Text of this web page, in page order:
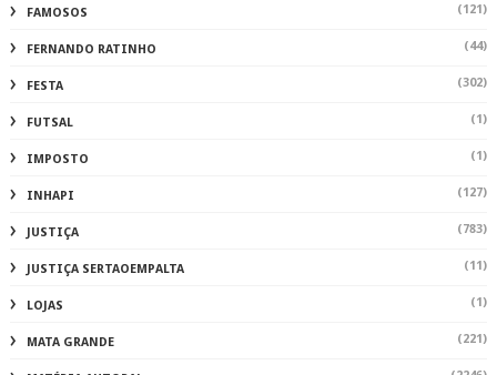
FAMOSOS (121)
FERNANDO RATINHO (44)
FESTA (302)
FUTSAL (1)
IMPOSTO (1)
INHAPI (127)
JUSTIÇA (783)
JUSTIÇA SERTAOEMPALTA (11)
LOJAS (1)
MATA GRANDE (221)